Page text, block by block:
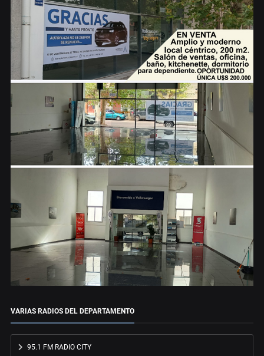
VARIAS RADIOS DEL DEPARTAMENTO
95.1 FM RADIO CITY